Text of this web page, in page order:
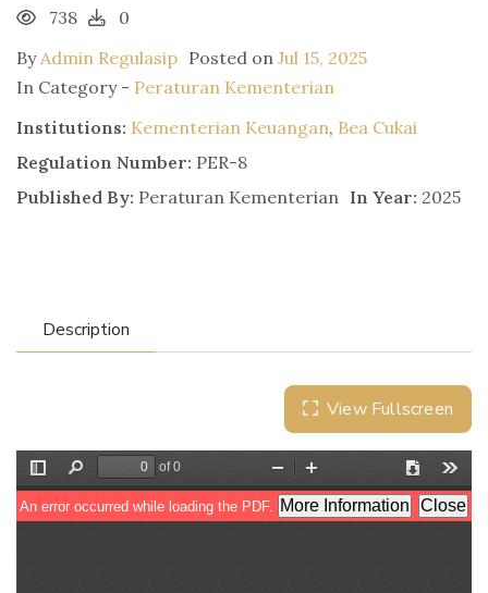
738
0
ByAdmin Regulasip Posted on Jul 15, 2025
In Category - Peraturan Kementerian
Institutions: Kementerian Keuangan, Bea Cukai
Regulation Number: PER-8
Published By: Peraturan Kementerian In Year: 2025
Description
View Fullscreen